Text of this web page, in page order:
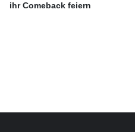
ihr Comeback feiern